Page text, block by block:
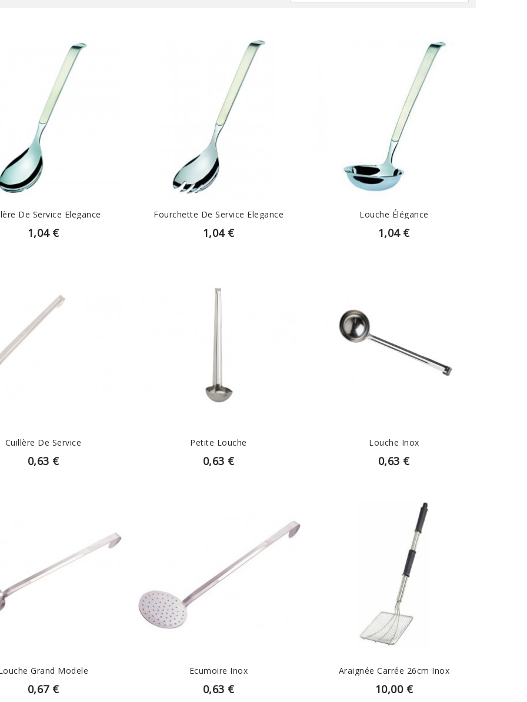
EN SAVOIR PLUS
De Service Elegance
1,04 €
EN SAVOIR PLUS
Fourchette De Service Elegance
1,04 €
EN SAVOIR PLUS
Louche Élégance
1,04 €
Cuillère De Service
0,63 €
Petite Louche
0,63 €
EN SAVOIR PLUS
Louche Inox
0,63 €
EN SAVOIR PLUS
Grand Modele
0,67 €
EN SAVOIR PLUS
Ecumoire Inox
0,63 €
EN SAVOIR PLUS
Araignée Carrée 26cm Inox
10,00 €